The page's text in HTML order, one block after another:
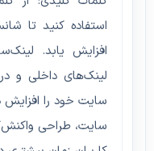
استفاده کنید تا
افزایش یابد.
لینک‌های داخلی و
سایت خود را افزایش
سایت، طراحی